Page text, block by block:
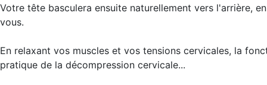
Votre tête basculera ensuite naturellement vers l'arrière,
vous.
En relaxant vos muscles et vos tensions cervicales, la
pratique de la décompression cervicale...